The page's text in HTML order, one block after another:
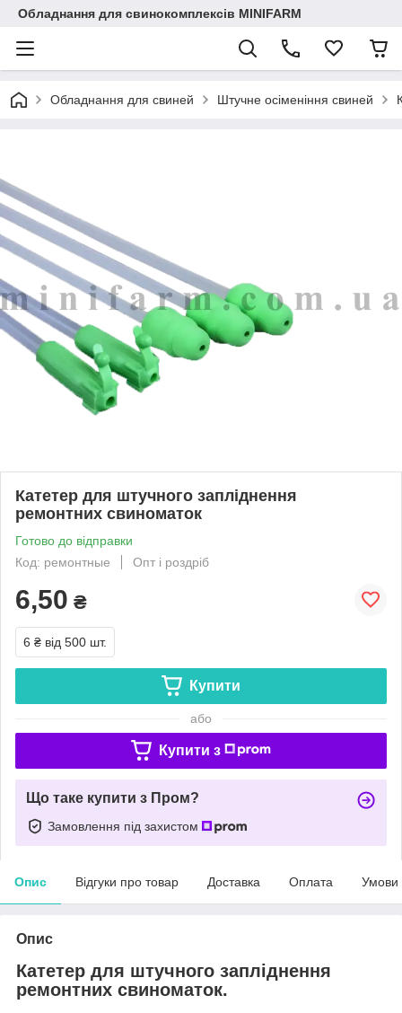
Обладнання для свинокомплексів MINIFARM
Обладнання для свиней Штучне осіменіння свиней
Катетер для штучного запліднення
ремонтних свиноматок
Готово до відправки
Код: ремонтные
Опт і роздріб
6,50 ₴
6 ₴ від 500 шт.
Купити
або
Купити з
Що таке купити з Пром?
Замовлення під захистом
Опис Відгуки про товар Доставка Оплата Умови
Опис
Катетер для штучного запліднення
ремонтних свиноматок.